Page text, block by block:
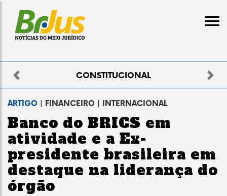
ELEITORAL
Previous
ARTIGO | FINANCEIRO | INTERNACIONAL
Banco do BRICS em
atividade e a Ex-
presidente brasileira em
destaque na liderança do
órgão